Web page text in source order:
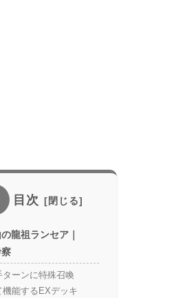
目次
龍祖ランセア｜
ターンに特殊召喚
機能するEXデッキ